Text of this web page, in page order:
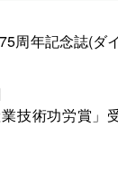
周年記念誌(ダ
業技術功労賞」